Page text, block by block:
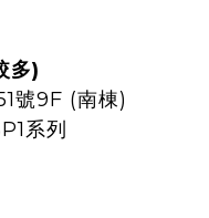
多)
號9F (南棟)
系列